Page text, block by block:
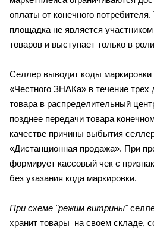
оплаты от конечного
площадка не является
товаров и выступает только в
Селлер выводит коды маркировки
«Честного ЗНАКа» в течение трех
товара в распределительный
позднее передачи товара
качестве причины выбытия
«Дистанционная продажа». При
формирует кассовый чек с
без указания кода маркировки.
При схеме "режим витрины"
хранит товары на своем складе,